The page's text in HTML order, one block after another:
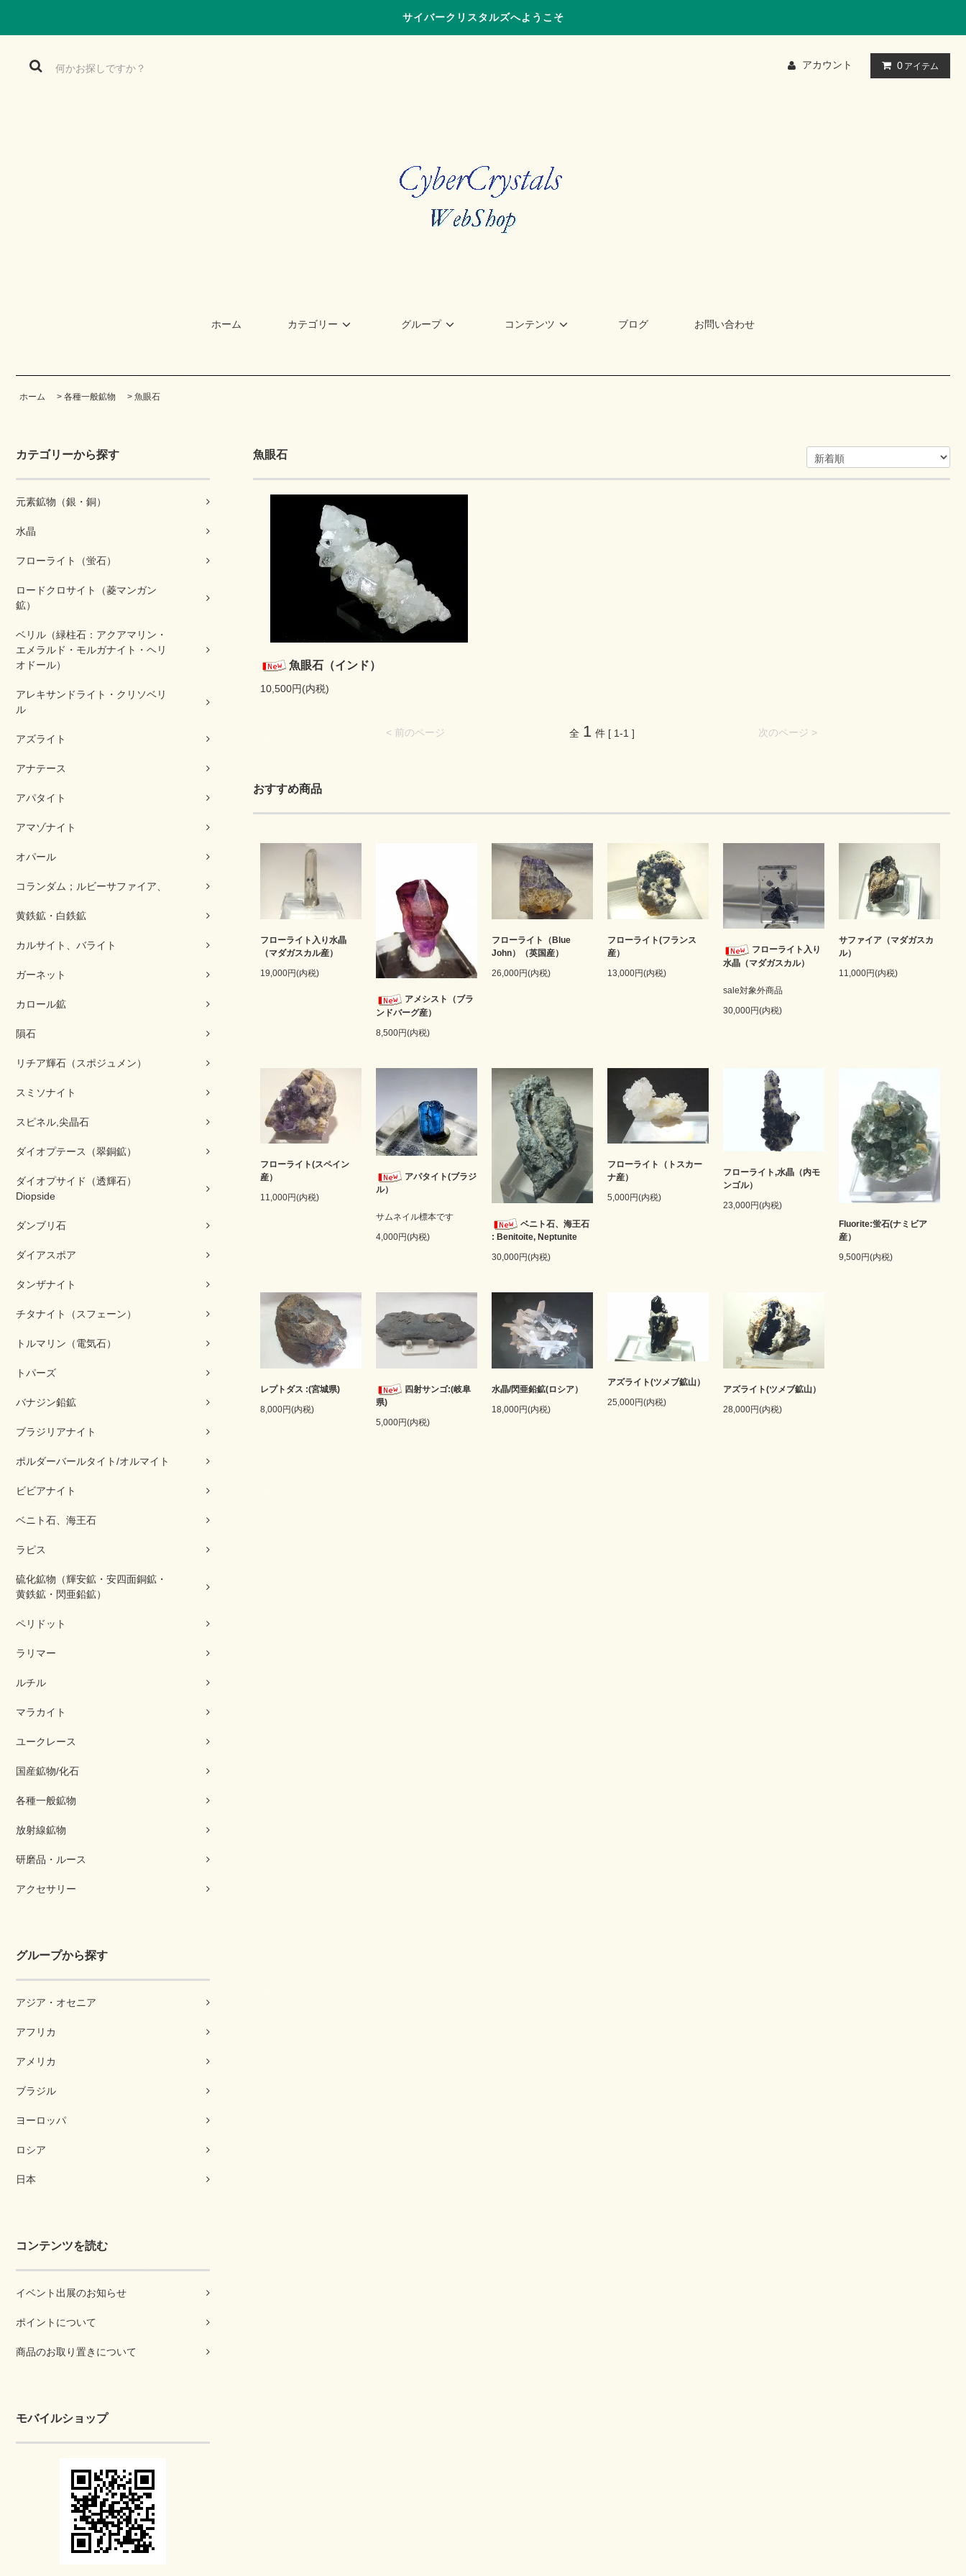
サイバークリスタルズへようこそ
アカウント 0 アイテム
ホーム カテゴリー グループ コンテンツ ブログ お問い合わせ
ホーム > 各種一般鉱物 > 魚眼石
カテゴリーから探す
元素鉱物（銀・銅）
水晶
フローライト（蛍石）
ロードクロサイト（菱マンガン
鉱）
ベリル（緑柱石：アクアマリン・
エメラルド・モルガナイト・ヘリ
オドール）
アレキサンドライト・クリソベリ
ル
アズライト
アナテース
アパタイト
アマゾナイト
オパール
コランダム；ルビーサファイア、
黄鉄鉱・白鉄鉱
カルサイト、バライト
ガーネット
カロール鉱
隕石
リチア輝石（スポジュメン）
スミソナイト
スピネル,尖晶石
ダイオプテース（翠銅鉱）
ダイオプサイド（透輝石）
Diopside
ダンブリ石
ダイアスポア
タンザナイト
チタナイト（スフェーン）
トルマリン（電気石）
トパーズ
バナジン鉛鉱
ブラジリアナイト
ポルダーバールタイト/オルマイト
ビビアナイト
ベニト石、海王石
ラピス
硫化鉱物（輝安鉱・安四面銅鉱・
黄鉄鉱・閃亜鉛鉱）
ペリドット
ラリマー
ルチル
マラカイト
ユークレース
国産鉱物/化石
各種一般鉱物
放射線鉱物
研磨品・ルース
アクセサリー
グループから探す
アジア・オセニア
アフリカ
アメリカ
ブラジル
ヨーロッパ
ロシア
日本
コンテンツを読む
イベント出展のお知らせ
ポイントについて
商品のお取り置きについて
モバイルショップ
魚眼石
魚眼石（インド）
10,500円(内税)
< 前のページ 次のページ >
全 1 件 [ 1-1 ]
おすすめ商品
フローライト入り水晶
（マダガスカル産）
19,000円(内税)
アメシスト（ブラ
ンドバーグ産）
8,500円(内税)
フローライト（Blue
John）（英国産）
26,000円(内税)
フローライト(フランス
産）
13,000円(内税)
フローライト入り
水晶（マダガスカル）
sale対象外商品
30,000円(内税)
サファイア（マダガスカ
ル）
11,000円(内税)
フローライト(スペイン
産）
11,000円(内税)
アパタイト(ブラジ
ル）
サムネイル標本です
4,000円(内税)
ベニト石、海王石
: Benitoite, Neptunite
30,000円(内税)
フローライト（トスカー
ナ産）
5,000円(内税)
フローライト,水晶（内モ
ンゴル）
23,000円(内税)
Fluorite:蛍石(ナミビア
産）
9,500円(内税)
レプトダス :(宮城県)
8,000円(内税)
四射サンゴ:(岐阜
県)
5,000円(内税)
水晶/閃亜鉛鉱(ロシア）
18,000円(内税)
アズライト(ツメブ鉱山）
25,000円(内税)
アズライト(ツメブ鉱山）
28,000円(内税)